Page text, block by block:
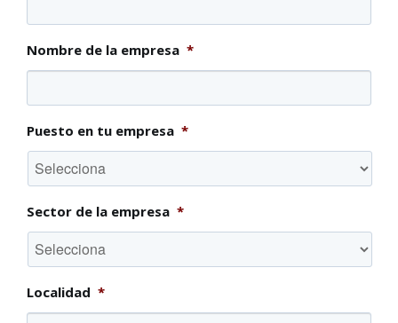
Nombre de la empresa *
Puesto en tu empresa *
Sector de la empresa *
Localidad *